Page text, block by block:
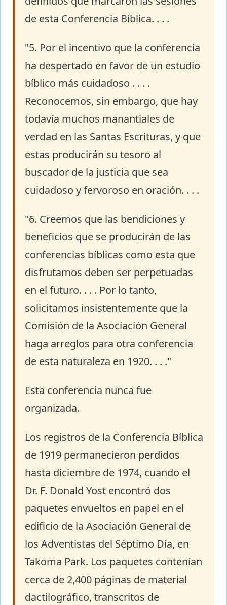
de esta Conferencia Bíblica. . . .
"5. Por el incentivo que la conferencia
ha despertado en favor de un estudio
bíblico más cuidadoso . . . .
Reconocemos, sin embargo, que hay
todavía muchos manantiales de
verdad en las Santas Escrituras, y que
estas producirán su tesoro al
buscador de la justicia que sea
cuidadoso y fervoroso en oración. . . .
"6. Creemos que las bendiciones y
beneficios que se producirán de las
conferencias bíblicas como esta que
disfrutamos deben ser perpetuadas
en el futuro. . . . Por lo tanto,
solicitamos insistentemente que la
Comisión de la Asociación General
haga arreglos para otra conferencia
de esta naturaleza en 1920. . . ."
Esta conferencia nunca fue
organizada.
Los registros de la Conferencia Bíblica
de 1919 permanecieron perdidos
hasta diciembre de 1974, cuando el
Dr. F. Donald Yost encontró dos
paquetes envueltos en papel en el
edificio de la Asociación General de
los Adventistas del Séptimo Día, en
Takoma Park. Los paquetes contenían
cerca de 2,400 páginas de material
dactilográfico, transcritos de